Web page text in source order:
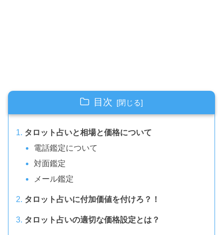
目次
タロット占いと相場と価格について
電話鑑定について
対面鑑定
メール鑑定
タロット占いに付加価値を付けろ？！
タロット占いの適切な価格設定とは？